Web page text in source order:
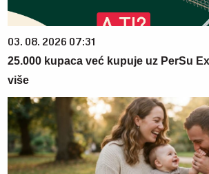
03. 08. 2026 07:31
25.000 kupaca već kupuje uz PerSu
više